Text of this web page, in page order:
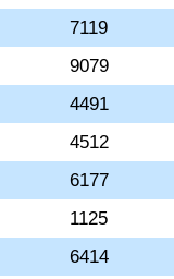
7119
9079
4491
4512
6177
1125
6414